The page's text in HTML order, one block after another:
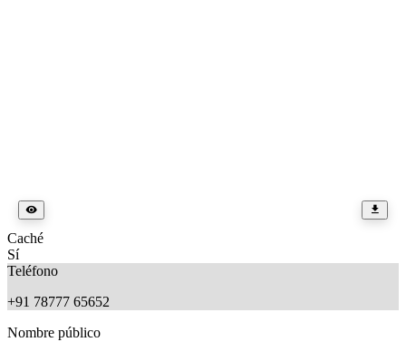
Caché
Sí
Teléfono
+91 78777 65652
Nombre público